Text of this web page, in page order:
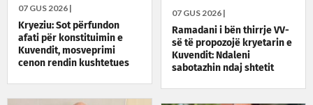
07 GUS 2026 |
Kryeziu: Sot përfundon
afati për konstituimin e
Kuvendit, mosveprimi
cenon rendin kushtetues
07 GUS 2026 |
Ramadani i bën thirrje VV-
së të propozojë kryetarin e
Kuvendit: Ndaleni
sabotazhin ndaj shtetit